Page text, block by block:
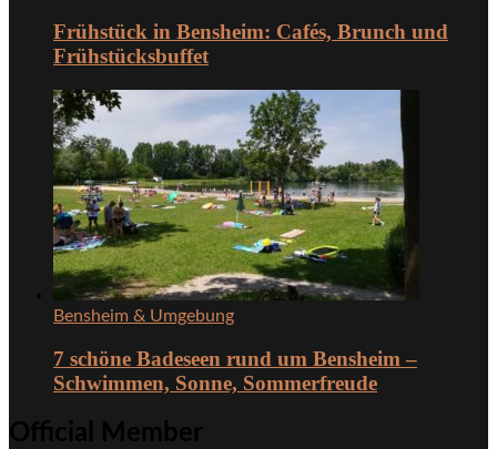
Frühstück in Bensheim: Cafés, Brunch und
Frühstücksbuffet
Bensheim & Umgebung
7 schöne Badeseen rund um Bensheim –
Schwimmen, Sonne, Sommerfreude
Official Member